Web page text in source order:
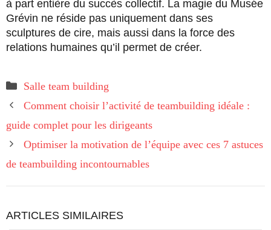
à part entière du succès collectif. La magie du Musée
Grévin ne réside pas uniquement dans ses
sculptures de cire, mais aussi dans la force des
relations humaines qu’il permet de créer.
Catégories
Salle team building
Comment choisir l’activité de teambuilding idéale :
guide complet pour les dirigeants
Optimiser la motivation de l’équipe avec ces 7 astuces
de teambuilding incontournables
ARTICLES SIMILAIRES